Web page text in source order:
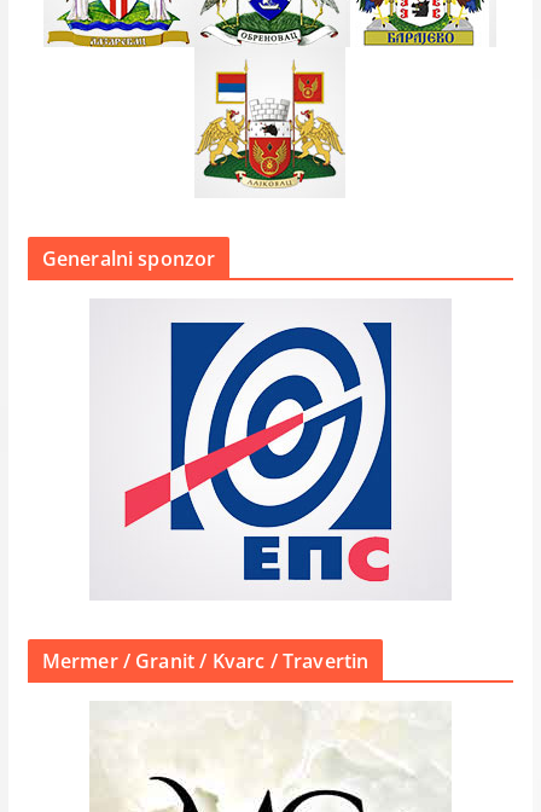
Generalni sponzor
Mermer / Granit / Kvarc / Travertin